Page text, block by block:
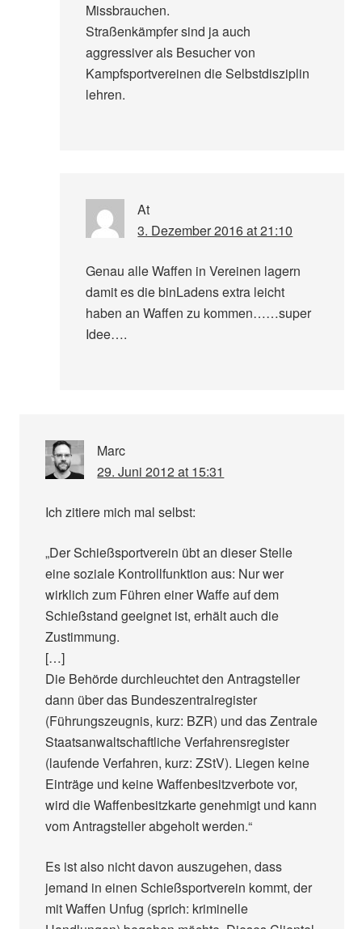
Missbrauchen.
Straßenkämpfer sind ja auch
aggressiver als Besucher von
Kampfsportvereinen die Selbstdisziplin
lehren.
At
3. Dezember 2016 at 21:10
Genau alle Waffen in Vereinen lagern
damit es die binLadens extra leicht
haben an Waffen zu kommen……super
Idee….
Marc
29. Juni 2012 at 15:31
Ich zitiere mich mal selbst:
„Der Schießsportverein übt an dieser Stelle
eine soziale Kontrollfunktion aus: Nur wer
wirklich zum Führen einer Waffe auf dem
Schießstand geeignet ist, erhält auch die
Zustimmung.
[…]
Die Behörde durchleuchtet den Antragsteller
dann über das Bundeszentralregister
(Führungszeugnis, kurz: BZR) und das Zentrale
Staatsanwaltschaftliche Verfahrensregister
(laufende Verfahren, kurz: ZStV). Liegen keine
Einträge und keine Waffenbesitzverbote vor,
wird die Waffenbesitzkarte genehmigt und kann
vom Antragsteller abgeholt werden.“
Es ist also nicht davon auszugehen, dass
jemand in einen Schießsportverein kommt, der
mit Waffen Unfug (sprich: kriminelle